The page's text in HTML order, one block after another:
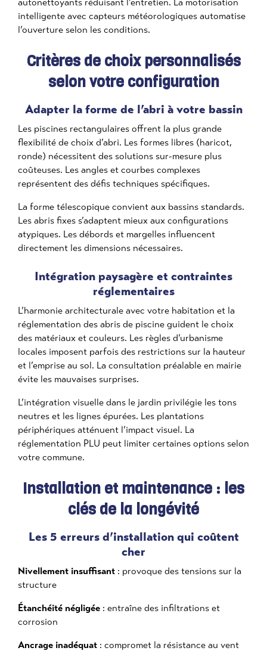
intelligente avec capteurs météorologiques automatise
l’ouverture selon les conditions.
Critères de choix personnalisés
selon votre configuration
Adapter la forme de l’abri à votre bassin
Les piscines rectangulaires offrent la plus grande
flexibilité de choix d’abri. Les formes libres (haricot,
ronde) nécessitent des solutions sur-mesure plus
coûteuses. Les angles et courbes complexes
représentent des défis techniques spécifiques.
La forme télescopique convient aux bassins standards.
Les abris fixes s’adaptent mieux aux configurations
atypiques. Les débords et margelles influencent
directement les dimensions nécessaires.
Intégration paysagère et contraintes
réglementaires
L’harmonie architecturale avec votre habitation et la
réglementation des abris de piscine guident le choix
des matériaux et couleurs. Les règles d’urbanisme
locales imposent parfois des restrictions sur la hauteur
et l’emprise au sol. La consultation préalable en mairie
évite les mauvaises surprises.
L’intégration visuelle dans le jardin privilégie les tons
neutres et les lignes épurées. Les plantations
périphériques atténuent l’impact visuel. La
réglementation PLU peut limiter certaines options selon
votre commune.
Installation et maintenance : les
clés de la longévité
Les 5 erreurs d’installation qui coûtent
cher
Nivellement insuffisant : provoque des tensions sur la
structure
Étanchéité négligée : entraîne des infiltrations et
corrosion
Ancrage inadéquat : compromet la résistance au vent